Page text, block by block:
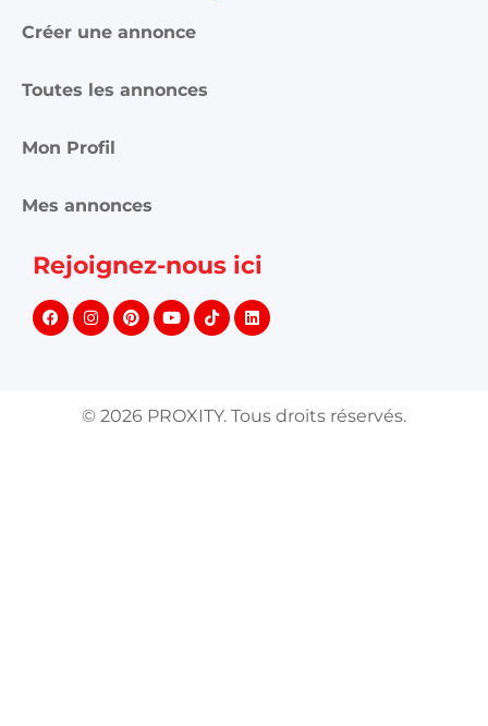
Créer une annonce
Toutes les annonces
Mon Profil
Mes annonces
Rejoignez-nous ici
© 2026 PROXITY. Tous droits réservés.